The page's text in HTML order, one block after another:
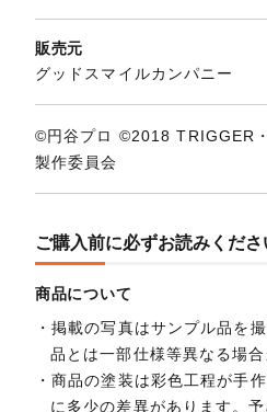
販売元
グッドスマイルカンパニー
©円谷プロ ©2018 TRIGGER
製作委員会
ご購入前に必ずお読みくださ
商品について
掲載の写真はサンプル品を
品とは一部仕様等異なる場合
商品の塗装は彩色工程が手
に多少の差異があります。予